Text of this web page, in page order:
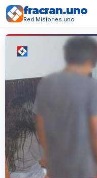
fracran.uno
Red Misiones.uno